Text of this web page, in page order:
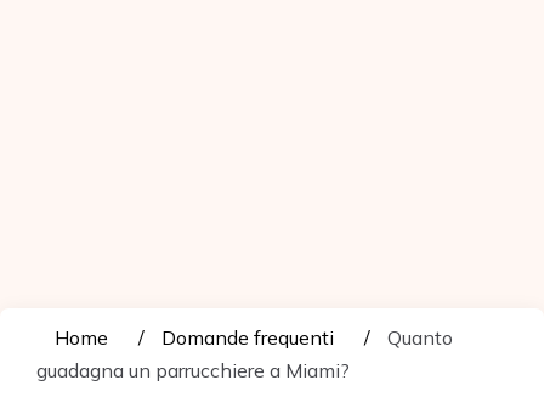
Home Domande frequenti
Quanto
guadagna un parrucchiere a Miami?